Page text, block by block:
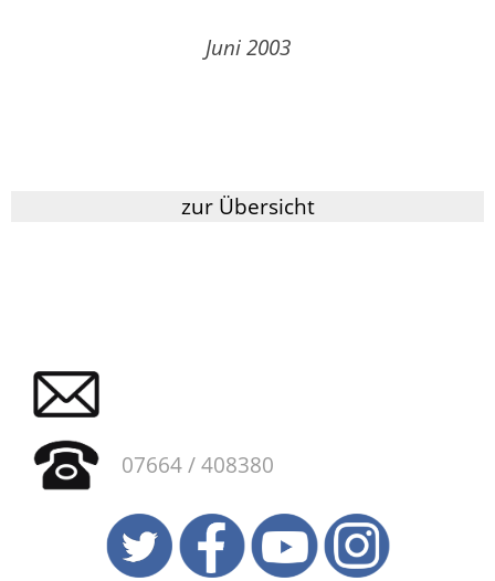
Juni 2003
zur Übersicht
07664 / 408380